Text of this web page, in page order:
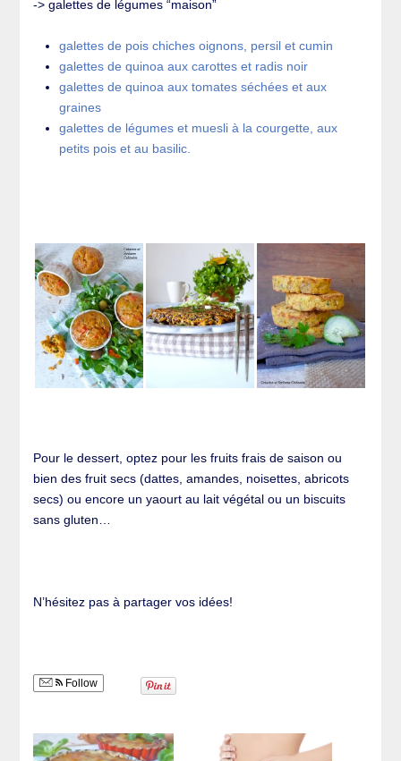
-> galettes de légumes “maison”
galettes de pois chiches oignons, persil et cumin
galettes de quinoa aux carottes et radis noir
galettes de quinoa aux tomates séchées et aux
graines
galettes de légumes et muesli à la courgette, aux
petits pois et au basilic.
Pour le dessert, optez pour les fruits frais de saison ou
bien des fruit secs (dattes, amandes, noisettes, abricots
secs) ou encore un yaourt au lait végétal ou un biscuits
sans gluten…
N’hésitez pas à partager vos idées!
Follow